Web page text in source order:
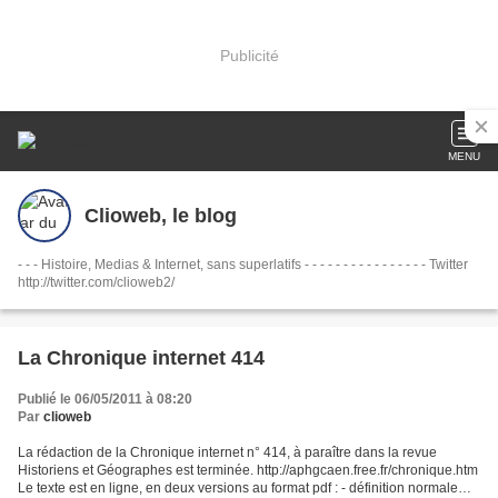
Publicité
MENU
Clioweb, le blog
- - - Histoire, Medias & Internet, sans superlatifs - - - - - - - - - - - - - - - - Twitter
http://twitter.com/clioweb2/
La Chronique internet 414
Publié le 06/05/2011 à 08:20
Par clioweb
La rédaction de la Chronique internet n° 414, à paraître dans la revue
Historiens et Géographes est terminée. http://aphgcaen.free.fr/chronique.htm
Le texte est en ligne, en deux versions au format pdf : - définition normale